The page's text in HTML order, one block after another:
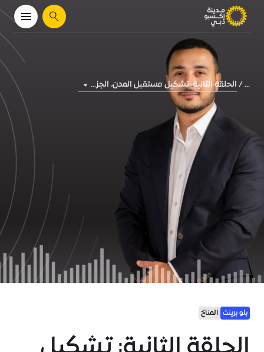
يبحث
... الحلقة الثانية: تشكيل مستقبل المدن، الجز...
بلو برينت المناخ